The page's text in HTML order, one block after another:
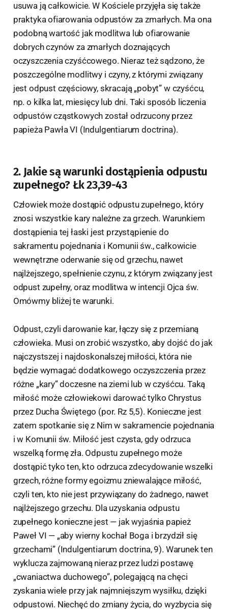
usuwa ją całkowicie. W Kościele przyjęła się także
praktyka ofiarowania odpustów za zmarłych. Ma ona
podobną wartość jak modlitwa lub ofiarowanie
dobrych czynów za zmarłych doznających
oczyszczenia czyśćcowego. Nieraz też sądzono, że
poszczególne modlitwy i czyny, z którymi związany
jest odpust częściowy, skracają „pobyt” w czyśćcu,
np. o kilka lat, miesięcy lub dni. Taki sposób liczenia
odpustów cząstkowych został odrzucony przez
papieża Pawła VI (Indulgentiarum doctrina).
2. Jakie są warunki dostąpienia odpustu
zupełnego? Łk 23,39-43
Człowiek może dostąpić odpustu zupełnego, który
znosi wszystkie kary należne za grzech. Warunkiem
dostąpienia tej łaski jest przystąpienie do
sakramentu pojednania i Komunii św., całkowicie
wewnętrzne oderwanie się od grzechu, nawet
najlżejszego, spełnienie czynu, z którym związany jest
odpust zupełny, oraz modlitwa w intencji Ojca św.
Omówmy bliżej te warunki.
Odpust, czyli darowanie kar, łączy się z przemianą
człowieka. Musi on zrobić wszystko, aby dojść do jak
najczystszej i najdoskonalszej miłości, która nie
będzie wymagać dodatkowego oczyszczenia przez
różne „kary” doczesne na ziemi lub w czyśćcu. Taką
miłość może człowiekowi darować tylko Chrystus
przez Ducha Świętego (por. Rz 5,5). Konieczne jest
zatem spotkanie się z Nim w sakramencie pojednania
i w Komunii św. Miłość jest czysta, gdy odrzuca
wszelką formę zła. Odpustu zupełnego może
dostąpić tyko ten, kto odrzuca zdecydowanie wszelki
grzech, różne formy egoizmu zniewalające miłość,
czyli ten, kto nie jest przywiązany do żadnego, nawet
najlżejszego grzechu. Dla uzyskania odpustu
zupełnego konieczne jest — jak wyjaśnia papież
Paweł VI — „aby wierny kochał Boga i brzydził się
grzechami” (Indulgentiarum doctrina, 9). Warunek ten
wyklucza zajmowaną nieraz przez ludzi postawę
„cwaniactwa duchowego”, polegającą na chęci
zyskania wiele przy jak najmniejszym wysiłku, dzięki
odpustowi. Niechęć do zmiany życia, do wyzbycia się